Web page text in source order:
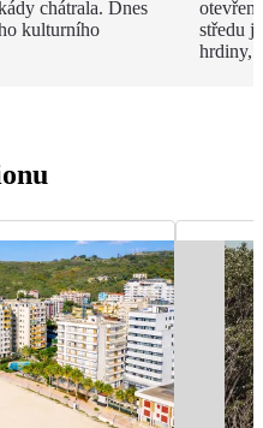
chátrala. Dnes
kulturního
středu
hrdiny,